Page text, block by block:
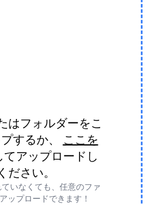
はフォルダーをこ
するか、 ここを
てアップロードし
ださい。
いなくても、任意のファ
ップロードできます！